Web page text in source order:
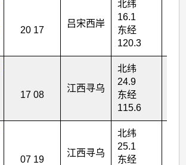
20 17
吕宋西岸
北纬
16.1
东经
120.3
17 08
江西寻乌
北纬
24.9
东经
115.6
07 19
江西寻乌
北纬
25.1
东经